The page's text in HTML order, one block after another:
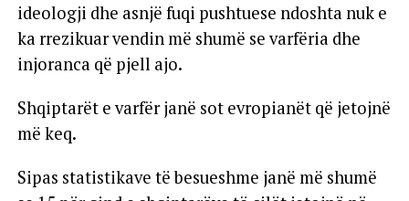
ideologji dhe asnjë fuqi pushtuese ndoshta nuk e
ka rrezikuar vendin më shumë se varfëria dhe
injoranca që pjell ajo.
Shqiptarët e varfër janë sot evropianët që jetojnë
më keq.
Sipas statistikave të besueshme janë më shumë